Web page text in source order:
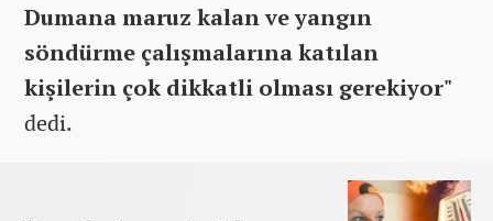
Dumana maruz kalan ve yangın
söndürme çalışmalarına katılan
kişilerin çok dikkatli olması gerekiyor"
dedi.